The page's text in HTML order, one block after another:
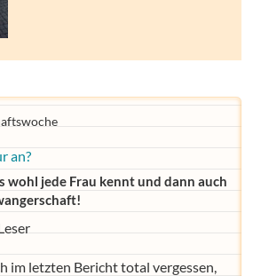
an?
wohl jede Frau kennt und dann auch
im letzten Bericht total vergessen,